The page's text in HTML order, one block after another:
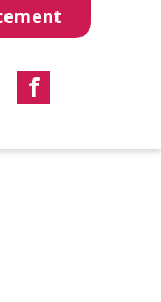
f